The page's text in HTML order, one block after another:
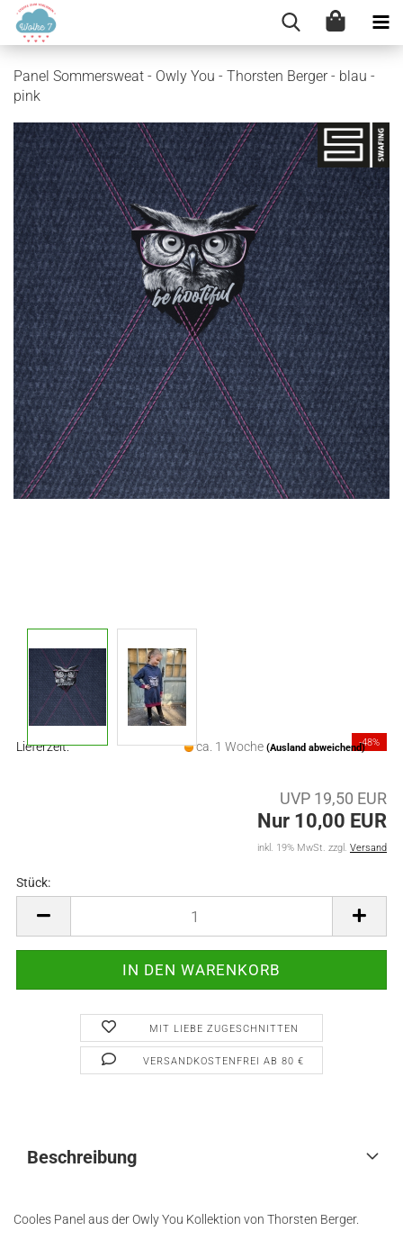
Panel Sommersweat - Owly You - Thorsten Berger - blau -
pink
-48%
Lieferzeit: ca. 1 Woche (Ausland abweichend)
UVP 19,50 EUR
Nur 10,00 EUR
inkl. 19% MwSt. zzgl. Versand
Stück:
MIT LIEBE ZUGESCHNITTEN
VERSANDKOSTENFREI AB 80 €
Beschreibung
Cooles Panel aus der Owly You Kollektion von Thorsten Berger.